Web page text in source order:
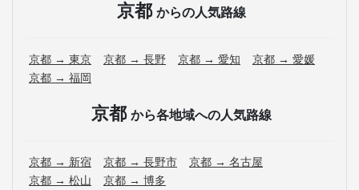
京都 からの人気路線
京都 → 東京 京都 → 長野 京都 → 愛知
京都 → 愛媛
京都 → 福岡
京都 から各地域への人気路線
京都 → 新宿 京都 → 長野市
京都 → 名古屋
京都 → 松山
京都 → 博多